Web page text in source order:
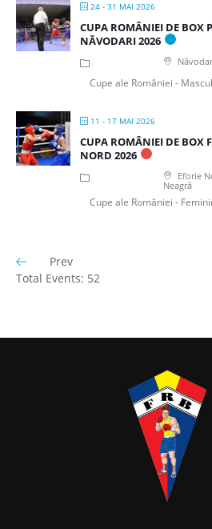
24 - 31 MAI 2026
CUPA ROMÂNIEI DE BOX
NĂVODARI 2026
Cupe ale României -
11 - 17 MAI 2026
CUPA ROMÂNIEI DE BOX
NORD 2026
Eforie
Neagră
Cupe ale României -
Prev
Total Events: 52